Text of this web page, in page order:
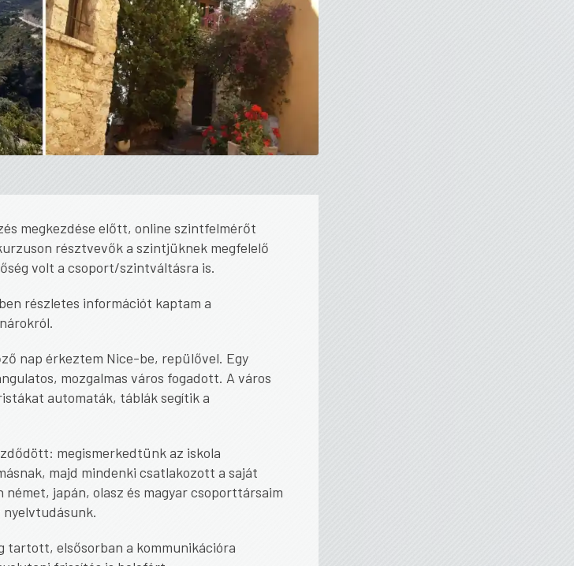
megkezdése előtt, online szintfelmérőt
résztvevők a szintjüknek megfelelő
volt a csoport/szintváltásra is.
részletes információt kaptam a
nap érkeztem Nice-be, repülővel. Egy
mozgalmas város fogadott. A város
automaták, táblák segítik a
megismerkedtünk az iskola
majd mindenki csatlakozott a saját
japán, olasz és magyar csoporttársaim
tartott, elsősorban a kommunikációra